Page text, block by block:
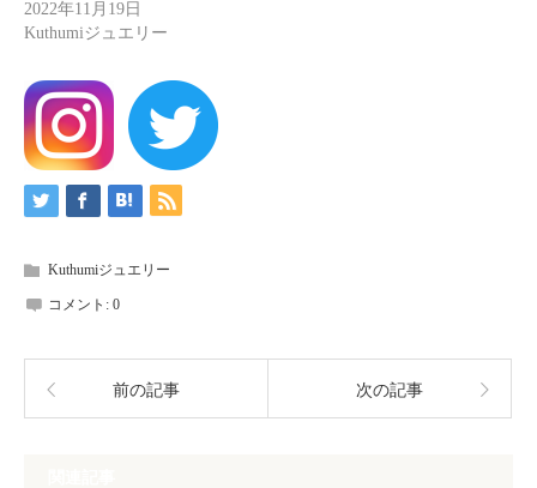
2022年11月19日
Kuthumiジュエリー
Kuthumiジュエリー
コメント: 0
前の記事 次の記事